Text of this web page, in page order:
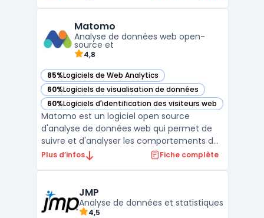
une interface utilisateur simple et intuitive.
Les utilisateurs peu ...
Matomo
Analyse de données web open-
source et
4,8
85%Logiciels de Web Analytics
— voir Matomo dans cette catégorie
60%Logiciels de visualisation de données
— voir Matomo dans cette catégorie
60%Logiciels d'identification des visiteurs web
— voir Matomo dans cette catégorie
Matomo est un logiciel open source
d'analyse de données web qui permet de
suivre et d'analyser les comportements des
visiteurs sur un site web. Il offre une
respectueuse de la vie privée des
utilisateurs. Matomo permet ...
Plus d’infos Fiche complète
JMP
Analyse de données et statistiques
4,5